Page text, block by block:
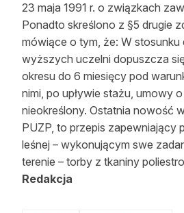
23 maja 1991 r. o związkach
Ponadto skreślono z §5 drugie
mówiące o tym, że: W
wyższych uczelni dopuszcza
okresu do 6 miesięcy pod
nimi, po upływie stażu, umowy
nieokreślony. Ostatnia nowość
PUZP, to przepis zapewniający
leśnej – wykonującym swe
terenie – torby z tkaniny
Redakcja